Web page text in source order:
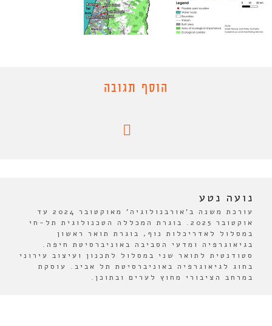
הוסף תגובה
נועה נטע
עורכת משנה ב'אורבנולוגיה' מאוקטובר 2024 עד
אוקטובר 2025. בוגרת המכללה הטכנולוגית תל-חי
במסלול לאדריכלות נוף, בוגרת תואר ראשון
בגיאוגרפיה ומדעי הסביבה באוניברסיטת חיפה.
סטודנטית לתואר שני במסלול לתכנון ועיצוב עירוני
בחוג לגיאוגרפיה באוניברסיטת תל אביב. עוסקת
במרחב הציבורי מחוץ לערים ובתוכן.